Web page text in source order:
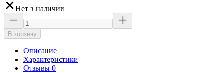
Нет в наличии
В корзину
Описание
Характеристики
Отзывы 0